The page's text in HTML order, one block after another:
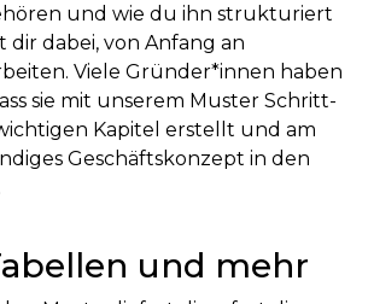
und wie du ihn strukturiert
dir dabei, von Anfang an
Viele Gründer*innen haben
sie mit unserem Muster Schritt-
Kapitel erstellt und am
Geschäftskonzept in den
und mehr